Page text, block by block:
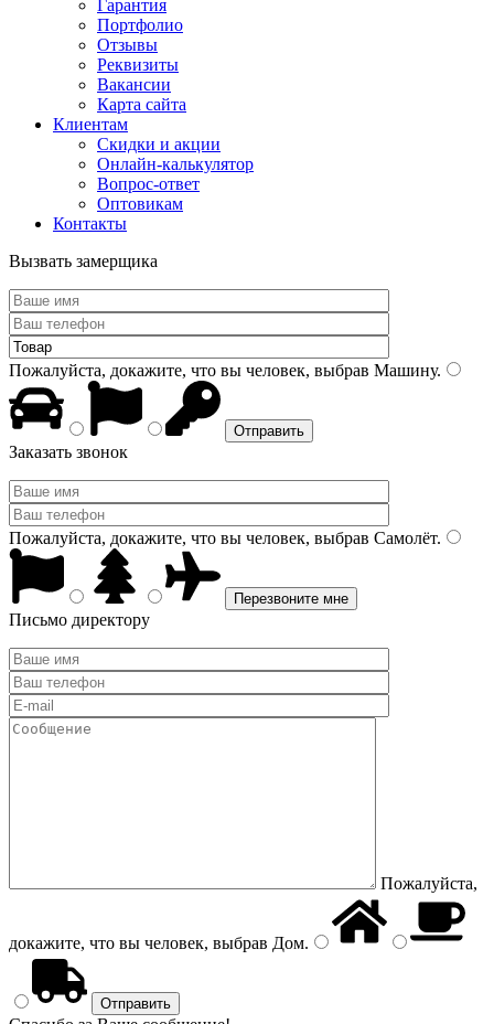
Гарантия
Портфолио
Отзывы
Реквизиты
Вакансии
Карта сайта
Клиентам
Скидки и акции
Онлайн-калькулятор
Вопрос-ответ
Оптовикам
Контакты
Вызвать замерщика
Пожалуйста, докажите, что вы человек, выбрав Машину.
Заказать звонок
Пожалуйста, докажите, что вы человек, выбрав Самолёт.
Письмо директору
Пожалуйста,
докажите, что вы человек, выбрав Дом.